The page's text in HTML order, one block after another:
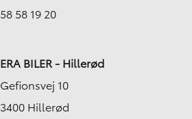
58 58 19 20
ERA BILER - Hillerød
Gefionsvej 10
3400 Hillerød